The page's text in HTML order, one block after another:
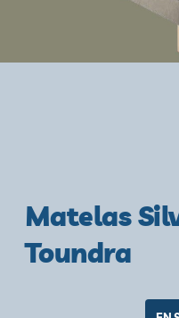
Matelas
Toundra